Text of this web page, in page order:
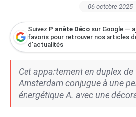
06 octobre 2025
Suivez Planète Déco sur Google —
favoris pour retrouver nos articles
d'actualités
Cet appartement en duplex de
Amsterdam conjugue à une
énergétique A. avec une